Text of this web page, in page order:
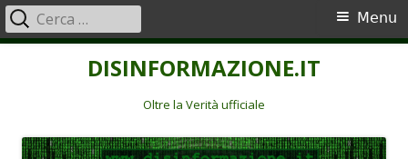
DISINFORMAZIONE.IT
Oltre la Verità ufficiale
Menu
principale
Menu
Ricerca
per: